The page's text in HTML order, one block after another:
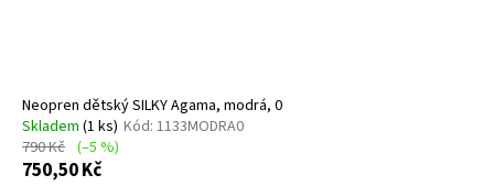
Neopren dětský SILKY Agama, modrá, 0
Skladem (1 ks) Kód: 1133MODRA0
790 Kč (–5 %)
750,50 Kč